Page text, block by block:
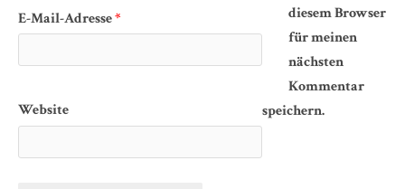
E-Mail-Adresse*
Website
diesem Browser
für meinen
nächsten
Kommentar
speichern.